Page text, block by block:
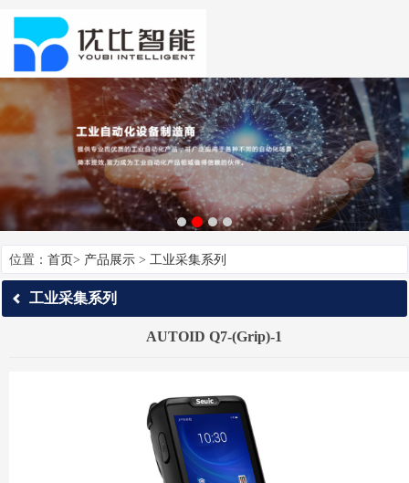
位置： 首页> 产品展示 > 工业采集系列
工业采集系列
AUTOID Q7-(Grip)-1